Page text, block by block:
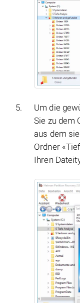
Um die
Sie zu dem
aus dem
Ordner
Ihren